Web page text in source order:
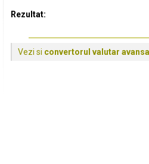
Rezultat:
Vezi si convertorul valutar